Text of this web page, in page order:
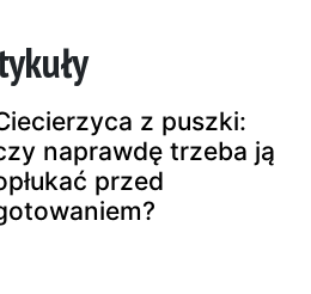
z puszki:
naprawdę trzeba ją
przed